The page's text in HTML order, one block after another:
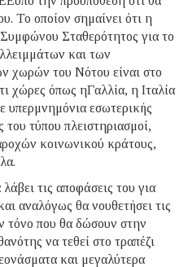
Το οποίον σημαίνει ότι η
Σταθερότητος για το
και των
χωρών του Νότου είναι στο
χώρες όπως ηΓαλλία, η Ιταλία
υπερμνημόνια εσωτερικής
του τύπου πλειστηριασμοί,
κοινωνικού κράτους,
τις αποφάσεις του για
αναλόγως θα νουθετήσει τις
τόνο που θα δώσουν στην
να τεθεί στο τραπέζι
και μεγαλύτερα